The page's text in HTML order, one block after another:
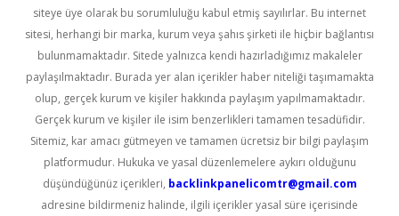
siteye üye olarak bu sorumluluğu kabul etmiş sayılırlar. Bu internet
sitesi, herhangi bir marka, kurum veya şahıs şirketi ile hiçbir bağlantısı
bulunmamaktadır. Sitede yalnızca kendi hazırladığımız makaleler
paylaşılmaktadır. Burada yer alan içerikler haber niteliği taşımamakta
olup, gerçek kurum ve kişiler hakkında paylaşım yapılmamaktadır.
Gerçek kurum ve kişiler ile isim benzerlikleri tamamen tesadüfidir.
Sitemiz, kar amacı gütmeyen ve tamamen ücretsiz bir bilgi paylaşım
platformudur. Hukuka ve yasal düzenlemelere aykırı olduğunu
düşündüğünüz içerikleri, backlinkpanelicomtr@gmail.com
adresine bildirmeniz halinde, ilgili içerikler yasal süre içerisinde